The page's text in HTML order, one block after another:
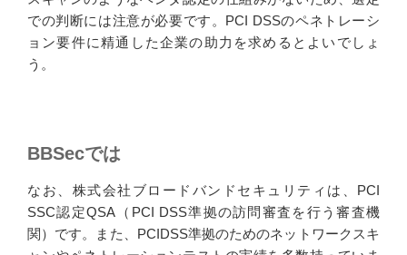
での判断には注意が必要です。PCI DSSのペネトレーシ
ョン要件に精通した企業の助力を求めるとよいでしょ
う。
BBSecでは
なお、株式会社ブロードバンドセキュリティは、PCI
SSC認定QSA（PCI DSS準拠の訪問審査を行う審査機
関）です。また、PCIDSS準拠のためのネットワークスキ